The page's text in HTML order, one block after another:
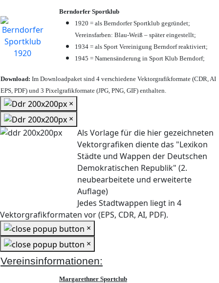
Berndorfer Sportklub
1920 = als Berndorfer Sportklub gegründet;
Vereinsfarben: Blau-Weiß – später eingestellt;
1934 = als Sport Vereinigung Berndorf reaktiviert;
1945 = Namensänderung in Sport Klub Berndorf;
Download: Im Downloadpaket sind 4 verschiedene Vektorgrafikformate (CDR, AI
EPS, PDF) und 3 Pixelgrafikformate (JPG, PNG, GIF) enthalten.
×
×
Als Vorlage für die hier gezeichneten
Vektorgrafiken diente das "Lexikon
Städte und Wappen der Deutschen
Demokratischen Republik" (2.
neubearbeitete und erweiterte
Auflage)
Jedes Stadtwappen liegt in 4
Vektorgrafikformaten vor (EPS, CDR, AI, PDF).
×
×
Vereinsinformationen:
Margarethner Sportclub